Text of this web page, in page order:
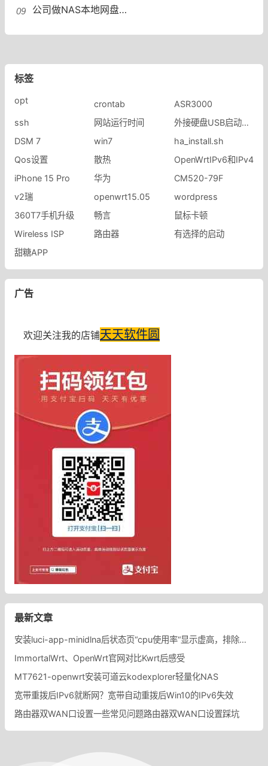
公司做NAS本地网盘用什么硬盘好 西数红盘和希捷酷狼硬盘哪个更好些？蓝盘黑盘红盘绿盘有什么区别？
标签
opt crontab
ASR3000
ssh
网站运行时间
外接硬盘USB启动失败
DSM 7
win7
ha_install.sh
Qos设置
散热
OpenWrtIPv6和IPv4
iPhone 15 Pro
华为
CM520-79F
v2瑞
openwrt15.05
​wordpress
360T7手机升级
畅言
鼠标卡顿
Wireless ISP
路由器
有选择的启动
甜糖APP
广告
欢迎关注我的店铺天天软件圆
最新文章
安装luci-app-minidlna后状态页“cpu使用率“显示虚高，排除过程记录。
ImmortalWrt、OpenWrt官网对比Kwrt后感受
MT7621-openwrt安装可道云kodexplorer轻量化NAS
宽带重拨后IPv6就断网？宽带自动重拨后Win10的IPv6失效
路由器双WAN口设置一些常见问题路由器双WAN口设置踩坑